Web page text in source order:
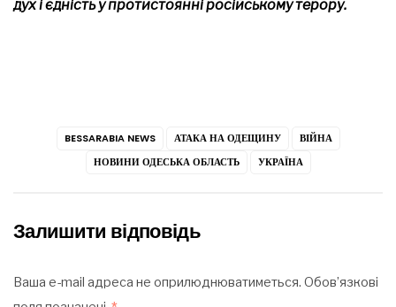
дух і єдність у протистоянні російському терору.
BESSARABIA NEWS АТАКА НА ОДЕЩИНУ
ВІЙНА
НОВИНИ ОДЕСЬКА ОБЛАСТЬ
УКРАЇНА
Залишити відповідь
Ваша e-mail адреса не оприлюднюватиметься. Обов’язкові